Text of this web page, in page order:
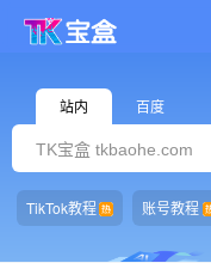
站内 百度
TikTok教程 账号教程